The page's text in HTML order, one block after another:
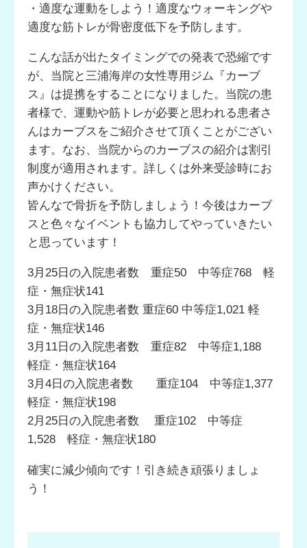
・適度な運動をしよう！適度なウォーキングや
適度な筋トレが骨密度低下を予防します。
こんな話が出たタイミングでの発表で恐縮です
が、当院と三浦海岸の女性専用ジム『カーブ
ス』は提携をすることになりました。当院の患
者様で、運動や筋トレが必要と思われる患者さ
んはカーブスをご紹介させて頂くことがござい
ます。なお、当院からのカーブスの紹介は割引
制度が適用されます。詳しくは外来受診時にお
声かけください。
皆んなで骨折を予防しましょう！今後はカーブ
スと色々なイベントも協力してやっていきたい
と思っています！
3月25日の入院患者数 重症50 中等症768 軽
症・無症状141
3月18日の入院患者数 重症60 中等症1,021 軽
症・無症状146
3月11日の入院患者数 重症82 中等症1,188
軽症・無症状164
3月4日の入院患者数 重症104 中等症1,377
軽症・無症状198
2月25日の入院患者数 重症102 中等症
1,528 軽症・無症状180
確実に減少傾向です！引き続き頑張りましょ
う！